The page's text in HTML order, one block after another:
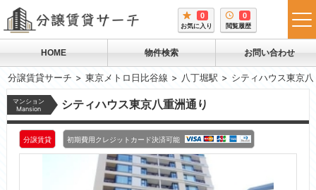
0
お気に入り
0
閲覧履歴
HOME 物件検索 お問い合わせ
分譲賃貸サーチ 東京メトロ日比谷線 八丁堀駅 シティハウス東京
マンション
Mansion
シティハウス東京八重洲通り
分譲賃貸 初期費用クレジットカード決済可能